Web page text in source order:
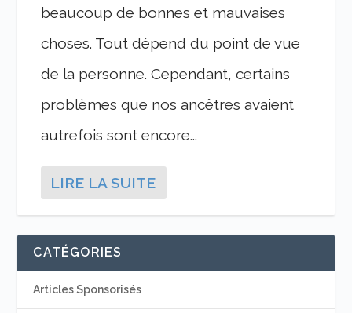
beaucoup de bonnes et mauvaises
choses. Tout dépend du point de vue
de la personne. Cependant, certains
problèmes que nos ancêtres avaient
autrefois sont encore...
LIRE LA SUITE
CATÉGORIES
Articles Sponsorisés